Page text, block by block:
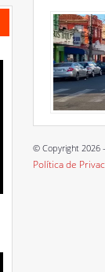
© Copyright 2026
Política de